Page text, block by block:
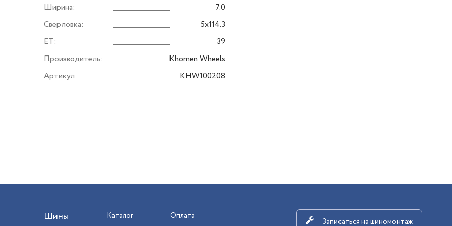
Ширина:
7.0
Сверловка:
5x114.3
ET:
39
Производитель:
Khomen Wheels
Артикул:
KHW100208
Шины Каталог Оплата
Записаться на шиномонтаж